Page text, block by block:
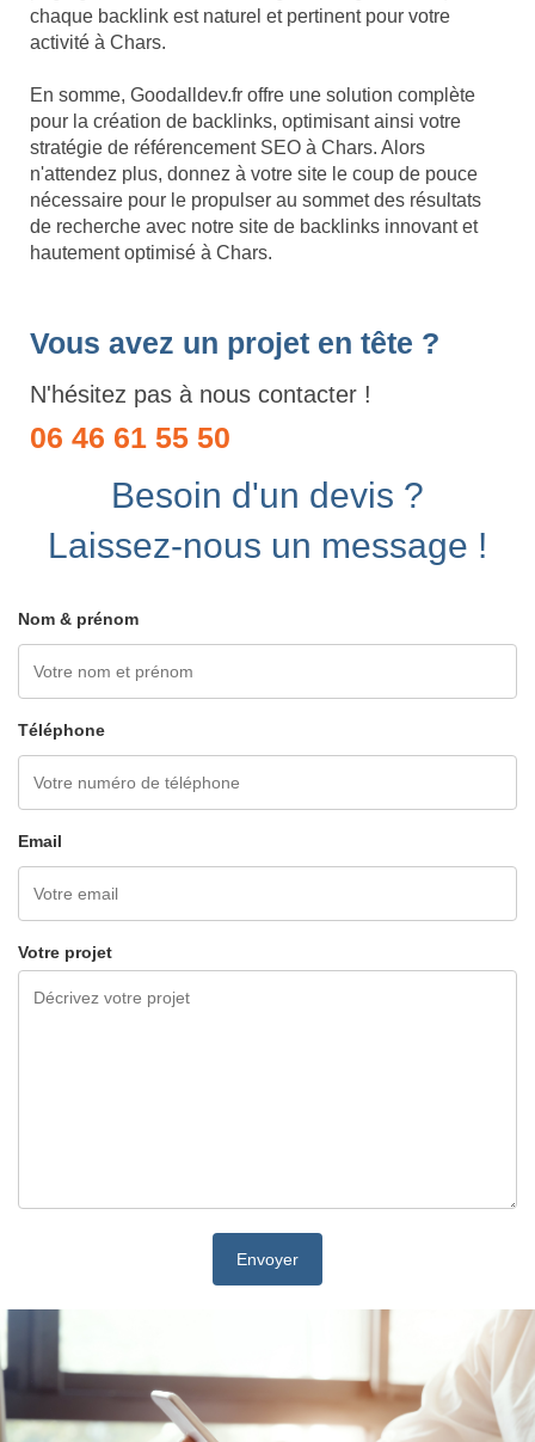
chaque backlink est naturel et pertinent pour votre
activité à Chars.
En somme, Goodalldev.fr offre une solution complète
pour la création de backlinks, optimisant ainsi votre
stratégie de référencement SEO à Chars. Alors
n'attendez plus, donnez à votre site le coup de pouce
nécessaire pour le propulser au sommet des résultats
de recherche avec notre site de backlinks innovant et
hautement optimisé à Chars.
Vous avez un projet en tête ?
N'hésitez pas à nous contacter !
06 46 61 55 50
Besoin d'un devis ?
Laissez-nous un message !
Nom & prénom
Téléphone
Email
Votre projet